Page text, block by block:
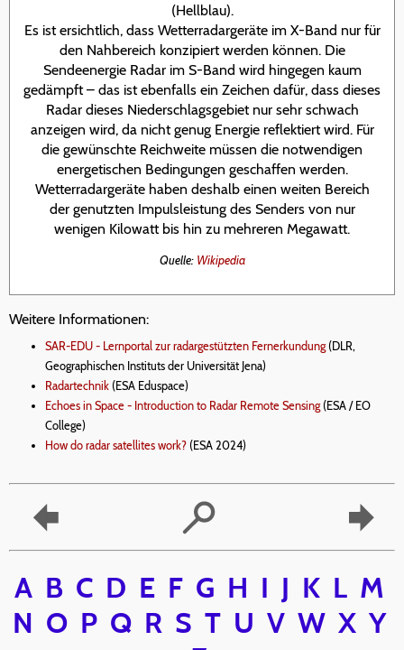
(Hellblau).
Es ist ersichtlich, dass Wetterradargeräte im X-Band nur für
den Nahbereich konzipiert werden können. Die
Sendeenergie Radar im S-Band wird hingegen kaum
gedämpft – das ist ebenfalls ein Zeichen dafür, dass dieses
Radar dieses Niederschlagsgebiet nur sehr schwach
anzeigen wird, da nicht genug Energie reflektiert wird. Für
die gewünschte Reichweite müssen die notwendigen
energetischen Bedingungen geschaffen werden.
Wetterradargeräte haben deshalb einen weiten Bereich
der genutzten Impulsleistung des Senders von nur
wenigen Kilowatt bis hin zu mehreren Megawatt.
Quelle: Wikipedia
Weitere Informationen:
SAR-EDU - Lernportal zur radargestützten Fernerkundung(DLR,
Geographischen Instituts der Universität Jena)
Radartechnik (ESA Eduspace)
Echoes in Space - Introduction to Radar Remote Sensing(ESA / EO
College)
How do radar satellites work? (ESA 2024)
A B C D E F G H I J K L M
N O P Q R S T U V W X Y